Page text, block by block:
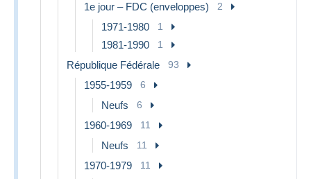
1e jour – FDC (enveloppes) 2
1971-1980 1
1981-1990 1
République Fédérale 93
1955-1959 6
Neufs 6
1960-1969 11
Neufs 11
1970-1979 11